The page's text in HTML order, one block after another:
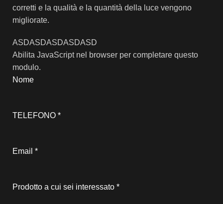
corretti e la qualità e la quantità della luce vengono
migliorate.
ASDASDASDASDASD
Abilita JavaScript nel browser per completare questo
modulo.
Nome
TELEFONO *
Email *
Prodotto a cui sei interessato *